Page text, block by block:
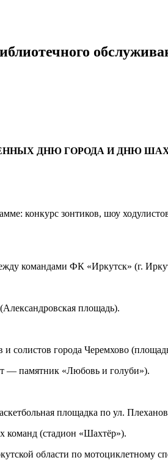
ДНЮ ГОРОДА И ДНЮ
конкурс зонтиков, шоу
командами ФК «Иркутск» (г.
площадь).
солистов города Черемхово
— памятник «Любовь и голуби»).
площадка по ул.
команд (стадион «Шахтёр»).
области по мотоциклетному